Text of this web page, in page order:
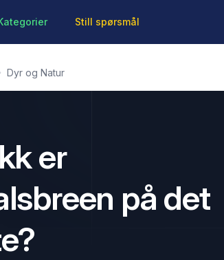
Still spørsmål
Dyr og Natur
er
på det